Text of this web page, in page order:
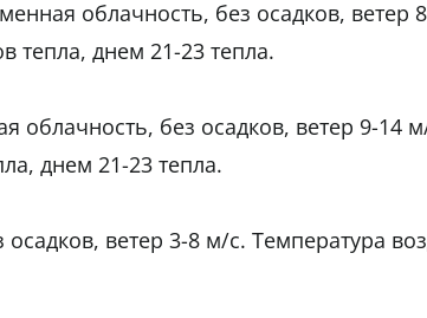
облачность, без осадков, ветер
тепла, днем 21-23 тепла.
облачность, без осадков, ветер 9-14
днем 21-23 тепла.
осадков, ветер 3-8 м/с. Температура